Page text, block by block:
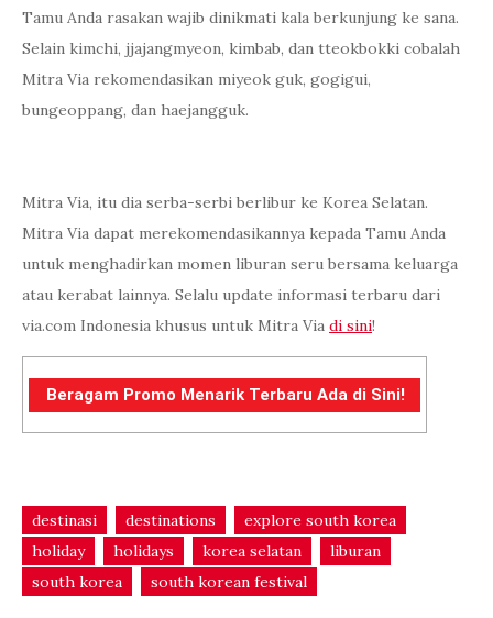
Tamu Anda rasakan wajib dinikmati kala berkunjung ke sana.
Selain kimchi, jjajangmyeon, kimbab, dan tteokbokki cobalah
Mitra Via rekomendasikan miyeok guk, gogigui,
bungeoppang, dan haejangguk.
Mitra Via, itu dia serba-serbi berlibur ke Korea Selatan.
Mitra Via dapat merekomendasikannya kepada Tamu Anda
untuk menghadirkan momen liburan seru bersama keluarga
atau kerabat lainnya. Selalu update informasi terbaru dari
via.com Indonesia khusus untuk Mitra Via di sini!
Beragam Promo Menarik Terbaru Ada di Sini!
destinasi destinations
explore south korea
holiday
holidays korea selatan
liburan
south korea
south korean festival